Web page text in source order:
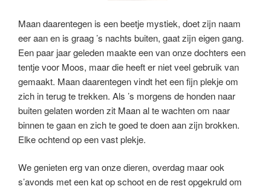
Maan daarentegen is een beetje mystiek, doet zijn naam
eer aan en is graag ’s nachts buiten, gaat zijn eigen gang.
Een paar jaar geleden maakte een van onze dochters een
tentje voor Moos, maar die heeft er niet veel gebruik van
gemaakt. Maan daarentegen vindt het een fijn plekje om
zich in terug te trekken. Als ’s morgens de honden naar
buiten gelaten worden zit Maan al te wachten om naar
binnen te gaan en zich te goed te doen aan zijn brokken.
Elke ochtend op een vast plekje.
We genieten erg van onze dieren, overdag maar ook
s’avonds met een kat op schoot en de rest opgekruld om